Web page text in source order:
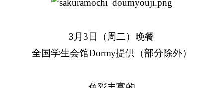
3月3日（周二）晚餐
全国学生会馆Dormy提供（部分除外）